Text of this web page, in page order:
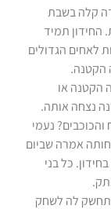
קלה בשבת
החידון תמיד
לאחים הגדולים
הקטנה.
הקטנה או
נצחה אותה.
נעמי
אמרה שביום
כל בני
לה לשחק